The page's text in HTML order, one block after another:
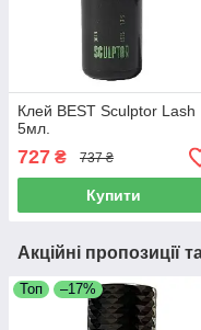
Клей BEST Sculptor Lash
5мл.
727 ₴ 737 ₴
Купити
Акційні пропозиції
Топ –17%